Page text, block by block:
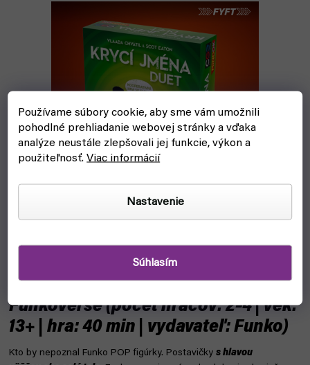
Používame súbory cookie, aby sme vám umožnili
pohodlné prehliadanie webovej stránky a vďaka
analýze neustále zlepšovali jej funkcie, výkon a
použiteľnosť.Viac informácií
Nastavenie
Súhlasím
Hry, ktoré nie sú vo videu, ale
Funkoverse (počet hráčov: 2–4 | vek:
13+ | hra: 40 min | vydavateľ: Funko)
Kto by nepoznal Funko POP figúrky. Postavičky s hlavou